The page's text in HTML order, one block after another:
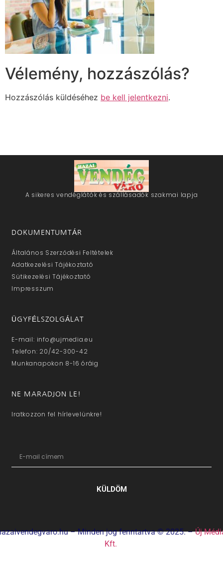
Vélemény, hozzászólás?
Hozzászólás küldéséhez be kell jelentkezni.
A sikeres vendéglátók és szállásadók szakmai lapja
DOKUMENTUMTÁR
Általános Szerződési Feltételek
Adatkezelési Tájékoztató
Sütikezelési Tájékoztató
Impresszum
ÜGYFÉLSZOLGÁLAT
E-mail: info@ujmedia.eu
Telefon: 20/42-300-42
Munkanapokon 8-16 óráig
NE MARADJON LE!
Iratkozzon fel hírlevelünkre!
KÜLDÖM
– Minden jog fenntartva © 2025. –Új
Kft.